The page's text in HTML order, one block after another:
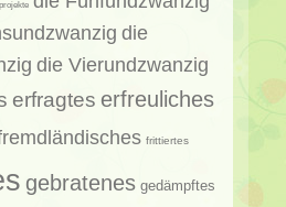
die
die Vierundzwanzig
erfragtes erfreuliches
frittiertes
gebratenes gedämpftes